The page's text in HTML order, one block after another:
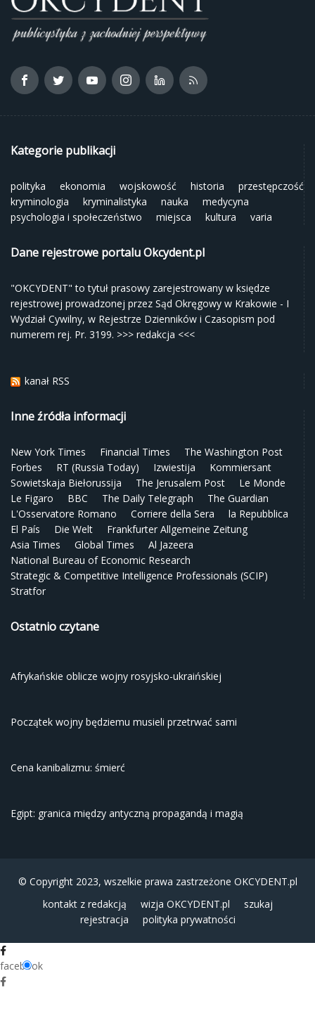
Kategorie publikacji
polityka ekonomia wojskowość historia
przestępczość
kryminologia
kryminalistyka nauka
medycyna
psychologia i społeczeństwo
miejsca kultura varia
Dane rejestrowe portalu Okcydent.pl
"OKCYDENT" to tytuł prasowy zarejestrowany w księdze
rejestrowej prowadzonej przez Sąd Okręgowy w Krakowie - I
Wydział Cywilny, w Rejestrze Dzienników i Czasopism pod
numerem rej. Pr. 3199. >>> redakcja <<<
kanał RSS
Inne źródła informacji
New York Times Financial Times
The Washington Post
Forbes
RT (Russia Today) Izwiestija
Kommiersant
Sowietskaja Biełorussija
The Jerusalem Post
Le Monde
Le Figaro
BBC The Daily Telegraph
The Guardian
L'Osservatore Romano
Corriere della Sera
la Repubblica
El País
Die Welt
Frankfurter Allgemeine Zeitung
Asia Times
Global Times
Al Jazeera
National Bureau of Economic Research
Strategic & Competitive Intelligence Professionals (SCIP)
Stratfor
Ostatnio czytane
Afrykańskie oblicze wojny rosyjsko-ukraińskiej
Początek wojny będziemu musieli przetrwać sami
Cena kanibalizmu: śmierć
Egipt: granica między antyczną propagandą i magią
© Copyright 2023, wszelkie prawa zastrzeżone OKCYDENT.pl
kontakt z redakcją
wizja OKCYDENT.pl
szukaj
rejestracja
polityka prywatności
facebook